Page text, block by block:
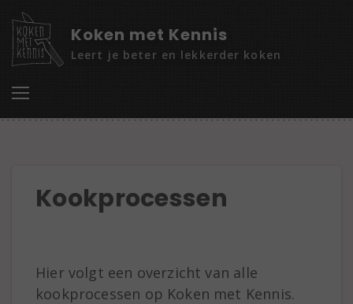
Koken met Kennis
Leert je beter en lekkerder koken
Kookprocessen
Hier volgt een overzicht van alle
kookprocessen op Koken met Kennis.